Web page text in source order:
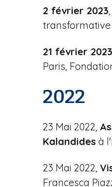
2 février 2023,
transformative
21 février
Paris,
2022
23 Mai 2022,
Kalandides à
23 Mai 2022,
Francesca